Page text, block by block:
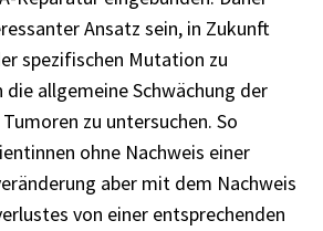
Ansatz sein, in Zukunft
spezifischen Mutation zu
allgemeine Schwächung der
zu untersuchen. So
ohne Nachweis einer
aber mit dem Nachweis
von einer entsprechenden